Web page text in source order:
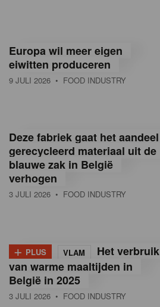
Europa wil meer eigen
eiwitten produceren
9 JULI 2026 • FOOD INDUSTRY
Deze fabriek gaat het aandeel
gerecycleerd materiaal uit de
blauwe zak in België
verhogen
3 JULI 2026 • FOOD INDUSTRY
+ PLUS VLAM
Het verbruik
van warme maaltijden in
België in 2025
3 JULI 2026 • FOOD INDUSTRY